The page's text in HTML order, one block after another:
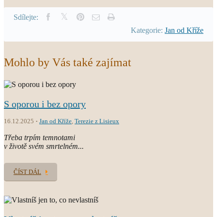
Sdílejte:
Kategorie: Jan od Kříže
Mohlo by Vás také zajímat
S oporou i bez opory
16.12.2025 Jan od Kříže Terezie z Lisieux
Třeba trpím temnotami
v životě svém smrtelném...
ČÍST DÁL